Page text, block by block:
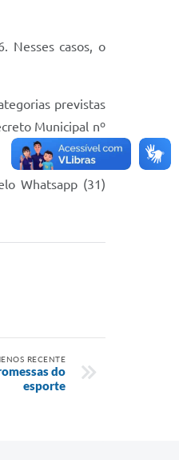
Nesses casos, o
previstas
Municipal nº
Whatsapp (31)
RECENTE
do
esporte